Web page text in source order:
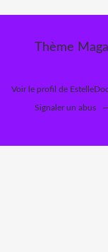
Thème
Voir le profil de
Signaler un abus